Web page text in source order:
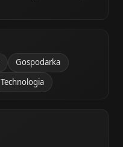
Gospodarka
Technologia